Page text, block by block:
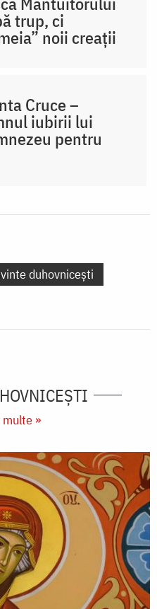
trup, ci
noii creații
Cruce –
iubirii lui
pentru
duhovnicești
»